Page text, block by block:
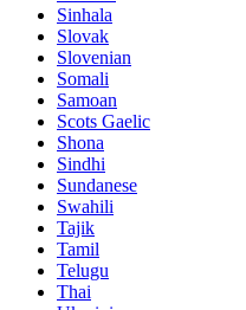
Sinhala
Slovak
Slovenian
Somali
Samoan
Scots Gaelic
Shona
Sindhi
Sundanese
Swahili
Tajik
Tamil
Telugu
Thai